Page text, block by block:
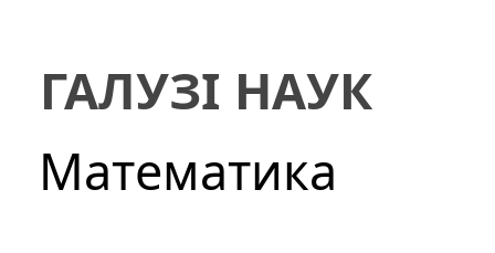
ГАЛУЗІ НАУК
Математика